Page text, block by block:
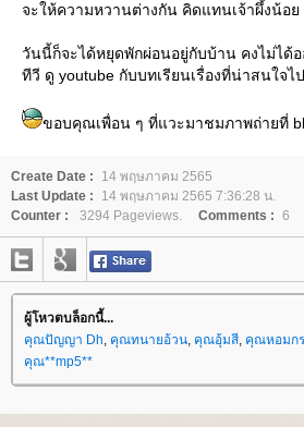
จะให้ความหวานต่างกัน คิดแทนเจ้าผึ้งน้อย
วันนี้ก็จะได้หยุดพักผ่อนอยู่กับบ้าน คงไม่ได้
ทีวี ดู youtube กับบทเรียนเรื่องที่น่าสนใจไ
ขอบคุณเพื่อน ๆ ที่แวะมาชมภาพถ่ายที่
Create Date :
14 พฤษภาคม 2565
Last Update :
14 พฤษภาคม 2565 7:36:28 น.
Counter :
3294 Pageviews. Comments : 6
ผู้โหวตบล็อกนี้...
คุณปัญญา Dh, คุณทนายอ้วน, คุณอุ้มสี, คุณหอมกร
คุณ**mp5**